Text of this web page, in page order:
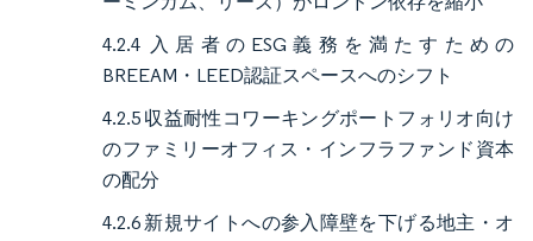
4.2.4 入居者のESG義務を満たすための
BREEAM・LEED認証スペースへのシフト
4.2.5 収益耐性コワーキングポートフォリオ向け
のファミリーオフィス・インフラファンド資本
の配分
4.2.6 新規サイトへの参入障壁を下げる地主・オ